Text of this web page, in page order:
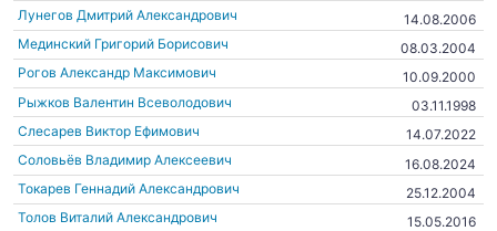
Лунегов Дмитрий Александрович
14.08.2006
Мединский Григорий Борисович
08.03.2004
Рогов Александр Максимович
10.09.2000
Рыжков Валентин Всеволодович
03.11.1998
Слесарев Виктор Ефимович
14.07.2022
Соловьёв Владимир Алексеевич
16.08.2024
Токарев Геннадий Александрович
25.12.2004
Толов Виталий Александрович
15.05.2016